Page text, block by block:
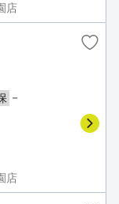
店
－
店